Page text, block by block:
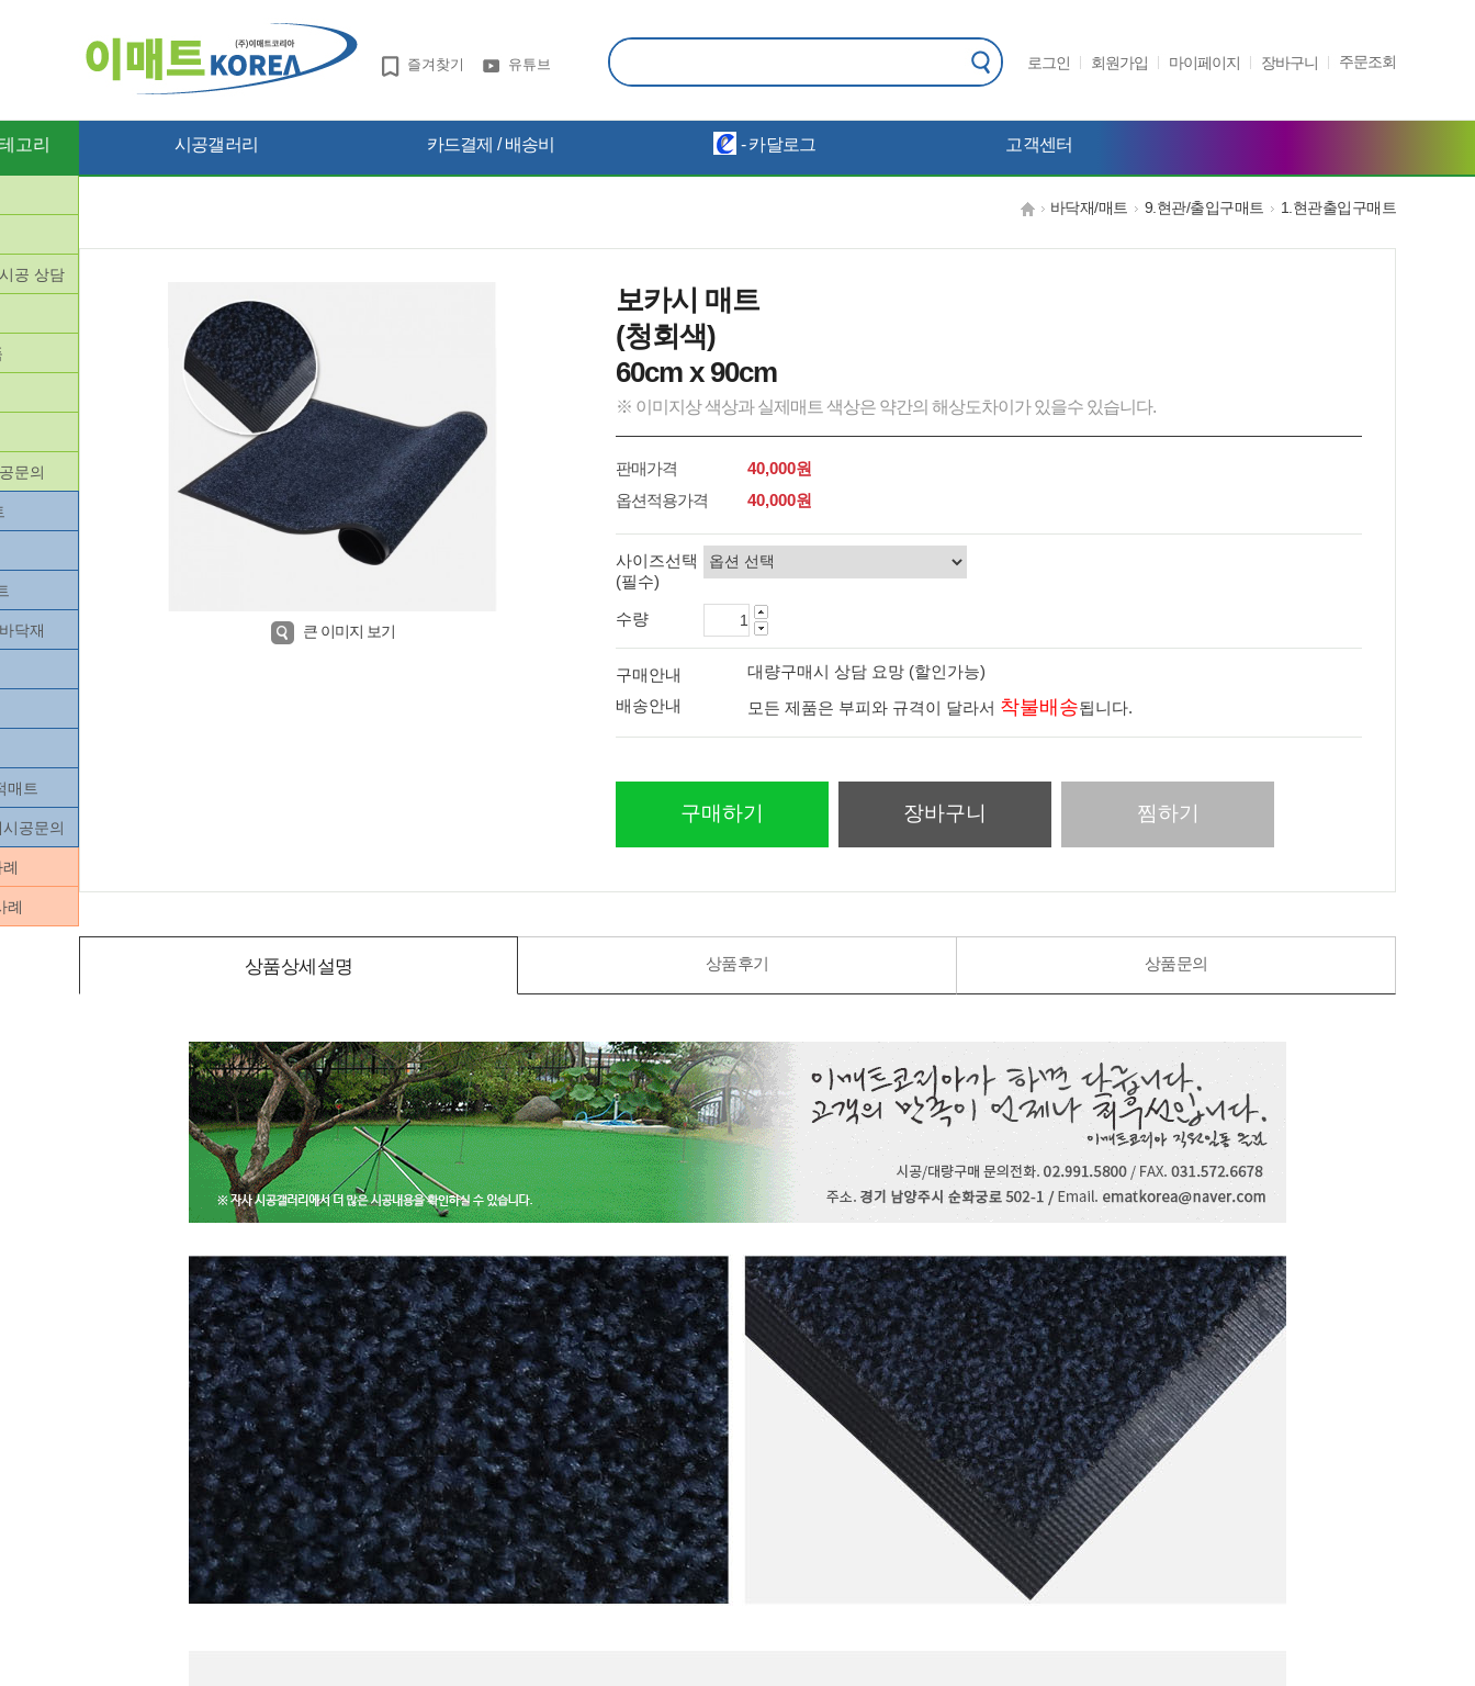
즐겨찾기 유튜브 로그인 회원가입 마이페이지 장바구니 주문조회
고리
공 상담
문의
닥재
매트
공문의
례
시공갤러리 카드결제 / 배송비 - 카달로그 고객센터
바닥재/매트 9.현관/출입구매트 1.현관출입구매트
큰 이미지 보기
보카시 매트
(청회색)
60cm x 90cm
※ 이미지상 색상과 실제매트 색상은 약간의 해상도차이가 있을수 있습니다.
판매가격
40,000원
옵션적용가격
40,000원
사이즈선택
(필수)
수량
구매안내
대량구매시 상담 요망 (할인가능)
배송안내
모든 제품은 부피와 규격이 달라서 착불배송됩니다.
구매하기 장바구니 찜하기
상품상세설명 상품후기 상품문의